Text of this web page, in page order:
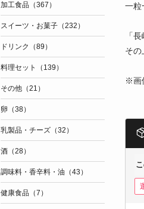
一粒
「
その
※画
加工食品（367）
スイーツ・お菓子（232）
ドリンク（89）
料理セット（139）
その他（21）
卵（38）
乳製品・チーズ（32）
酒（28）
調味料・香辛料・油（43）
健康食品（7）